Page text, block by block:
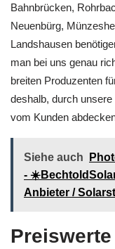
Bahnbrücken,
Neuenbürg,
Landshausen
man bei uns genau
breiten Produzenten
deshalb, durch
vom Kunden
Siehe auch
-
Anbieter /